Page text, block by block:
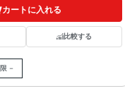
カートに入れる
比較する
－